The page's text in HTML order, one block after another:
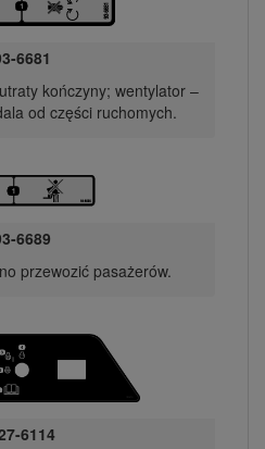
6681
kończyny; wentylator –
od części ruchomych.
6689
przewozić pasażerów.
6114